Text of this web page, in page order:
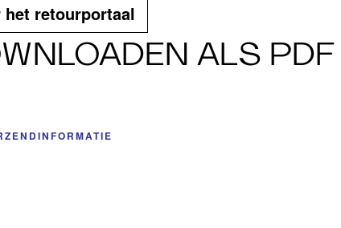
het retourportaal
ALS PDF